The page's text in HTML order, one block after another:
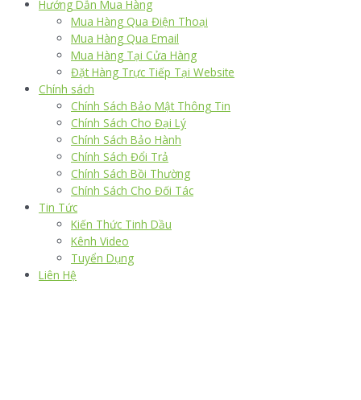
Hướng Dẫn Mua Hàng
Mua Hàng Qua Điện Thoại
Mua Hàng Qua Email
Mua Hàng Tại Cửa Hàng
Đặt Hàng Trực Tiếp Tại Website
Chính sách
Chính Sách Bảo Mật Thông Tin
Chính Sách Cho Đại Lý
Chính Sách Bảo Hành
Chính Sách Đổi Trả
Chính Sách Bồi Thường
Chính Sách Cho Đối Tác
Tin Tức
Kiến Thức Tinh Dầu
Kênh Video
Tuyển Dụng
Liên Hệ